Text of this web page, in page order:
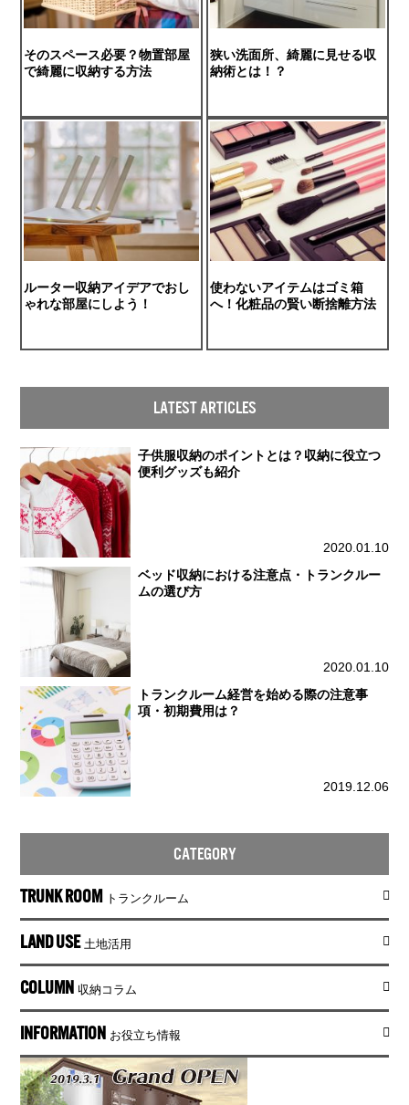
そのスペース必要？物置部屋
で綺麗に収納する方法
狭い洗面所、綺麗に見せる収
納術とは！？
ルーター収納アイデアでおし
ゃれな部屋にしよう！
使わないアイテムはゴミ箱
へ！化粧品の賢い断捨離方法
LATEST ARTICLES
子供服収納のポイントとは？収納に役立つ
便利グッズも紹介
2020.01.10
ベッド収納における注意点・トランクルー
ムの選び方
2020.01.10
トランクルーム経営を始める際の注意事
項・初期費用は？
2019.12.06
CATEGORY
TRUNK ROOM トランクルーム
LAND USE 土地活用
COLUMN 収納コラム
INFORMATION お役立ち情報